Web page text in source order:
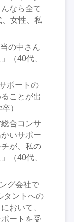
なら全て
、女性、私
の中さん
（40代、
ポートの
ことが出
）
合コンサ
いサポー
チが、私の
（40代、
グ会社で
タントへの
おいて、
ートを受